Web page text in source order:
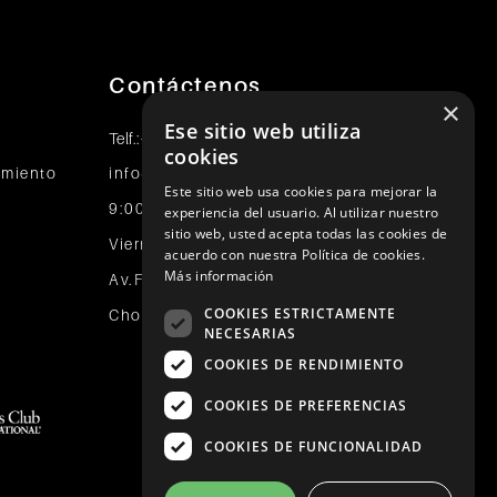
Contáctenos
Telf.:+51 989 174 974
info@johnholden.com.pe
9:00 a.m. a 6:00 p.m. de Lunes a
Viernes
Av.Faisanes 420 , Urb. La Campiña ,
Chorrillos
Pago Efectivo
×
Ese sitio web utiliza
cookies
Este sitio web usa cookies para mejorar la
experiencia del usuario. Al utilizar nuestro
sitio web, usted acepta todas las cookies de
acuerdo con nuestra Política de cookies.
Más información
COOKIES ESTRICTAMENTE
NECESARIAS
COOKIES DE RENDIMIENTO
COOKIES DE PREFERENCIAS
COOKIES DE FUNCIONALIDAD